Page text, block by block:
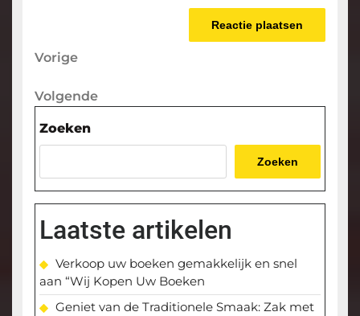
Berichtnavigatie
Vorige
Vorige
Volgende
Volgende
Zoeken
Zoeken
Laatste artikelen
Verkoop uw boeken gemakkelijk en snel
aan “Wij Kopen Uw Boeken
Geniet van de Traditionele Smaak: Zak met